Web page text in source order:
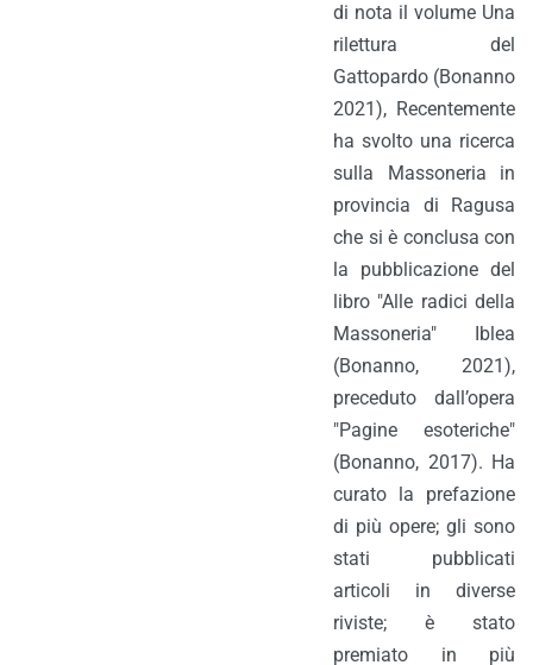
di nota il volume Una
rilettura del
Gattopardo (Bonanno
2021), Recentemente
ha svolto una ricerca
sulla Massoneria in
provincia di Ragusa
che si è conclusa con
la pubblicazione del
libro "Alle radici della
Massoneria" Iblea
(Bonanno, 2021),
preceduto dall’opera
"Pagine esoteriche"
(Bonanno, 2017). Ha
curato la prefazione
di più opere; gli sono
stati pubblicati
articoli in diverse
riviste; è stato
premiato in più